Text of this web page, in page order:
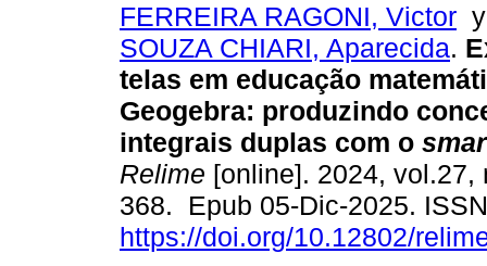
FERREIRA RAGONI, Victor
SOUZA CHIARI, Aparecida.
telas em educação
Geogebra: produzindo
integrais duplas com o
Relime [online]. 2024, vol.27,
368. Epub 05-Dic-2025.
https://doi.org/10.12802/